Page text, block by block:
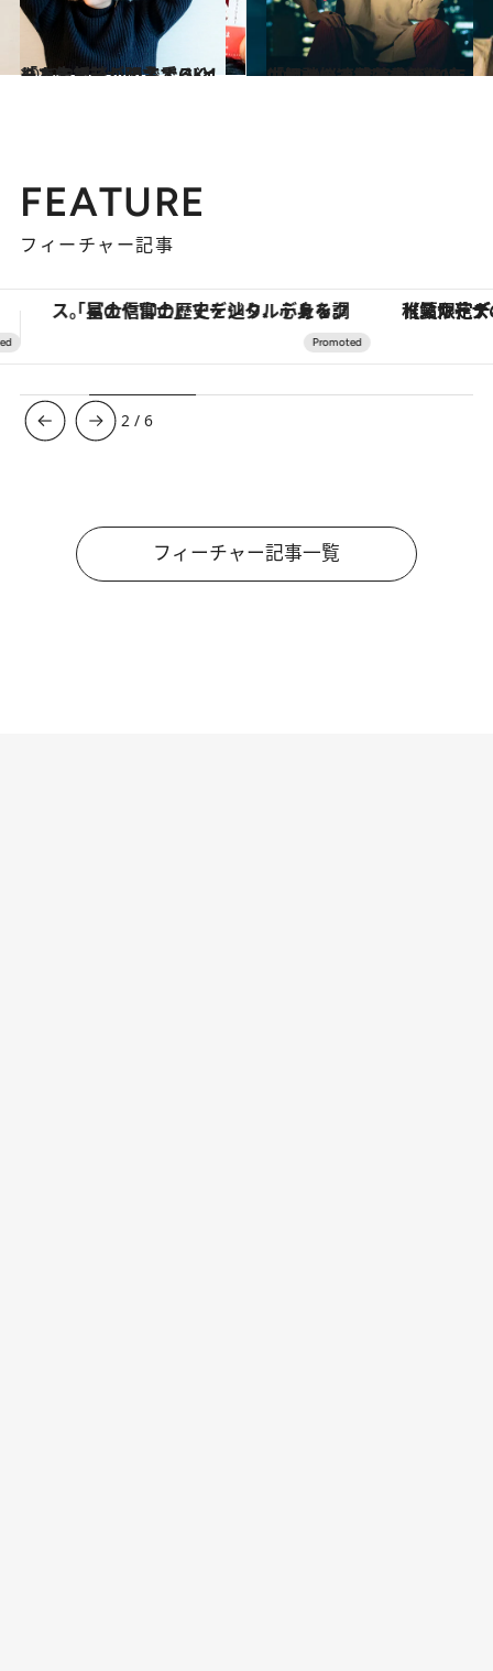
2022.2.22
「人生相談」の名手 ジェーン・スーが明言する とりあえずここまででOK！
カルチャー 2022.9.8
「人の悩みは茶化してはいけない」 宇多丸が10年にわたって続けてきた 人生相談の連載を書籍化！
カルチャー
FEATURE
フィーチャー記事
【夏限定ディナーコース】旬を迎える稚鮎や花ズッキーニなどをイタリア・トスカーナの郷土料理の手法で満喫！
3 /6
フィーチャー記事一覧